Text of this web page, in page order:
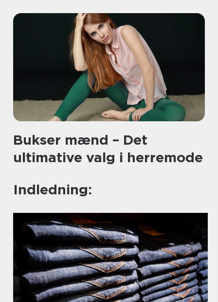
Bukser mænd – Det
ultimative valg i herremode
Indledning: